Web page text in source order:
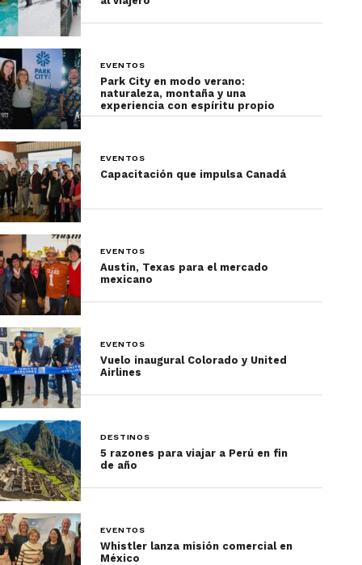
EVENTOS
Park City en modo verano:
naturaleza, montaña y una
experiencia con espíritu propio
EVENTOS
Capacitación que impulsa Canadá
EVENTOS
Austin, Texas para el mercado
mexicano
EVENTOS
Vuelo inaugural Colorado y United
Airlines
DESTINOS
5 razones para viajar a Perú en fin
de año
EVENTOS
Whistler lanza misión comercial en
México